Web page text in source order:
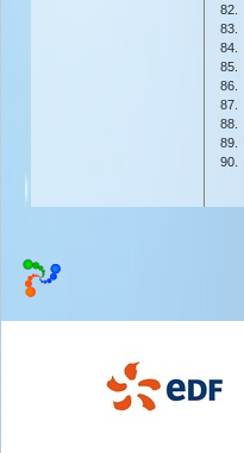
82.
83.
84.
85.
86.
87.
88.
89.
90.